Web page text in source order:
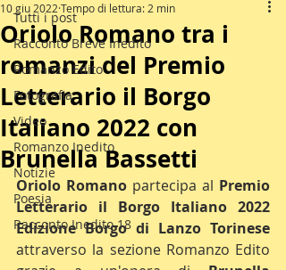
Tutti i post
Racconto Breve Inedito
Romanzo Edito
Fotografia
Video
Romanzo Inedito
Notizie
Poesia
Racconto Inedito 18
Oriolo Romano tra i
romanzi del Premio
Letterario il Borgo
Italiano 2022 con
Brunella Bassetti
10 giu 2022 Tempo di lettura: 2 min
Oriolo Romano partecipa al Premio
Letterario il Borgo Italiano 2022
Edizione Borgo di Lanzo Torinese
attraverso la sezione Romanzo Edito